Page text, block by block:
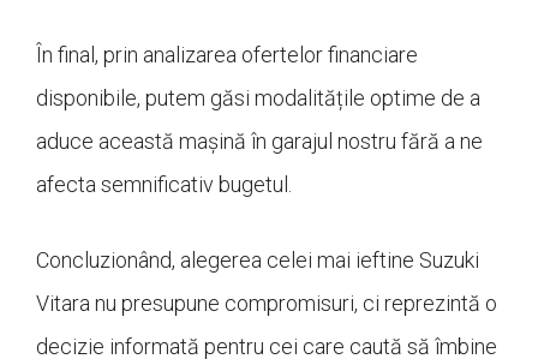
În final, prin analizarea ofertelor financiare
disponibile, putem găsi modalitățile optime de a
aduce această mașină în garajul nostru fără a ne
afecta semnificativ bugetul.
Concluzionând, alegerea celei mai ieftine Suzuki
Vitara nu presupune compromisuri, ci reprezintă o
decizie informată pentru cei care caută să îmbine